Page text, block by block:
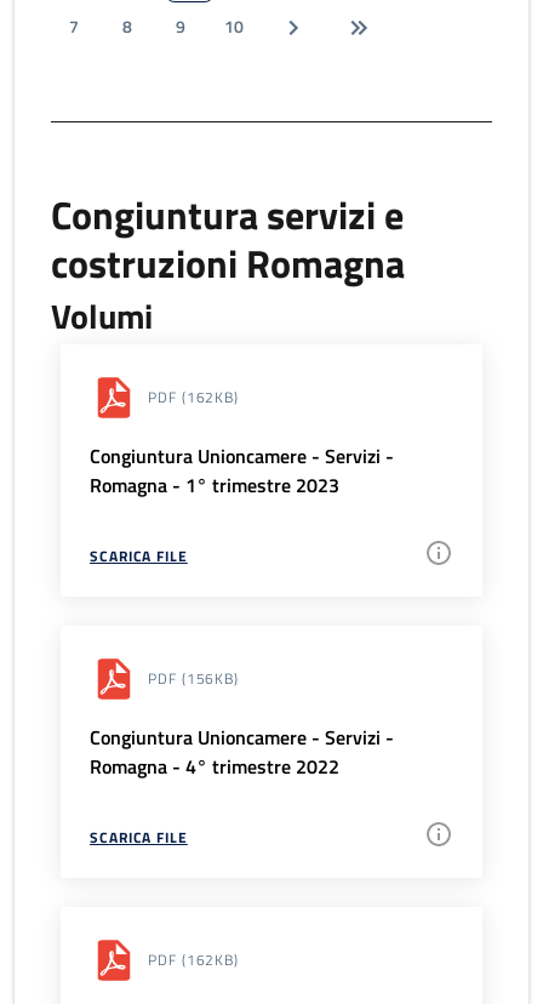
7
8 9 10
Congiuntura servizi e
costruzioni Romagna
Volumi
PDF (162KB)
Congiuntura Unioncamere - Servizi -
Romagna - 1° trimestre 2023
SCARICA FILE
PDF (156KB)
Congiuntura Unioncamere - Servizi -
Romagna - 4° trimestre 2022
SCARICA FILE
PDF (162KB)